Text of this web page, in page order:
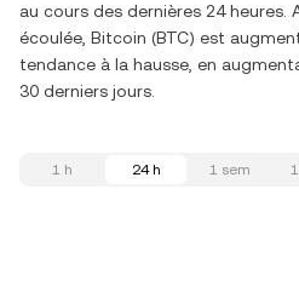
au cours des dernières 24 heures.
écoulée, Bitcoin (BTC) est
tendance à la hausse, en
30 derniers jours.
1 h 24 h 1 sem